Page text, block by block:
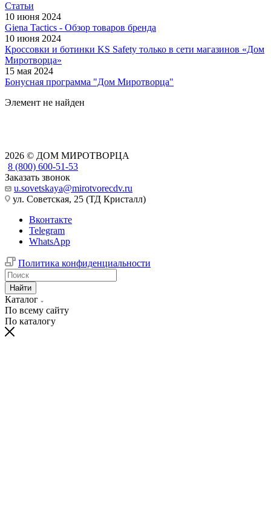
Статьи
10 июня 2024
Giena Tactics - Обзор товаров бренда
10 июня 2024
Кроссовки и ботинки KS Safety только в сети магазинов «Дом
Миротворца»
15 мая 2024
Бонусная программа "Дом Миротворца"
Элемент не найден
2026 © ДОМ МИРОТВОРЦА
8 (800) 600-51-53
Заказать звонок
u.sovetskaya@mirotvorecdv.ru
ул. Советская, 25 (ТД Кристалл)
Вконтакте
Telegram
WhatsApp
Политика конфиденциальности
Найти
Каталог
По всему сайту
По каталогу